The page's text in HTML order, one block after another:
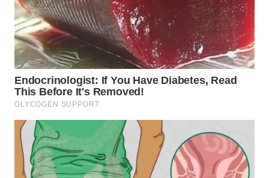
WN
NIAS
WN
LANGKAT
WN
SELATAN
WN
TANJUNG